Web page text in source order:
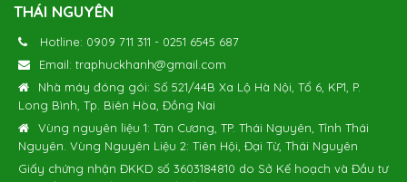
THÁI NGUYÊN
Hotline: 0909 711 311 - 0251 6545 687
Email: traphuckhanh@gmail.com
Nhà máy đóng gói: Số 521/44B Xa Lộ Hà Nội, Tổ 6, KP1, P.
Long Bình, Tp. Biên Hòa, Đồng Nai
Vùng nguyên liệu 1: Tân Cương, TP. Thái Nguyên, Tỉnh Thái
Nguyên. Vùng Nguyên Liệu 2: Tiên Hội, Đại Từ, Thái Nguyên
Giấy chứng nhận ĐKKD số 3603184810 do Sở Kế hoạch và Đầu tư